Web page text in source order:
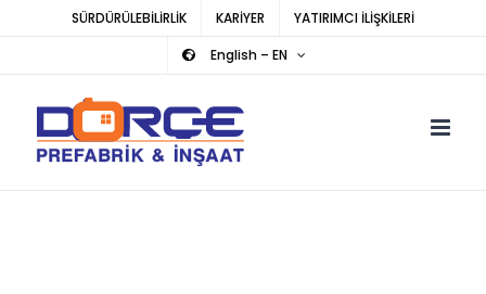
SÜRDÜRÜLEBİLİRLİK KARİYER
YATIRIMCI İLİŞKİLERİ
English – EN